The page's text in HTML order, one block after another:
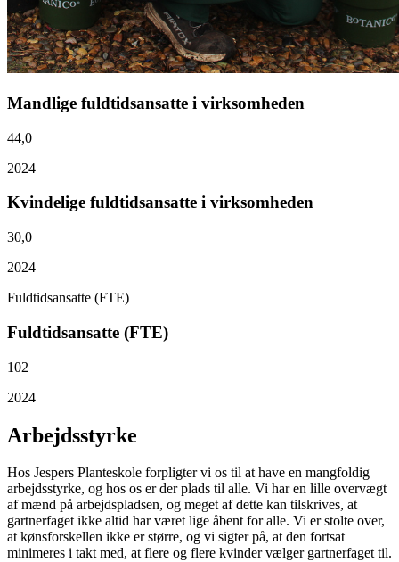
Mandlige fuldtidsansatte i virksomheden
44,0
2024
Kvindelige fuldtidsansatte i virksomheden
30,0
2024
Fuldtidsansatte (FTE)
Fuldtidsansatte (FTE)
102
2024
Arbejdsstyrke
Hos Jespers Planteskole forpligter vi os til at have en mangfoldig
arbejdsstyrke, og hos os er der plads til alle. Vi har en lille overvægt
af mænd på arbejdspladsen, og meget af dette kan tilskrives, at
gartnerfaget ikke altid har været lige åbent for alle. Vi er stolte over,
at kønsforskellen ikke er større, og vi sigter på, at den fortsat
minimeres i takt med, at flere og flere kvinder vælger gartnerfaget til.